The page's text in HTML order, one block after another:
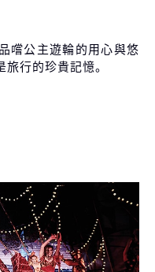
嚐公主遊輪的用心與悠
行的珍貴記憶。